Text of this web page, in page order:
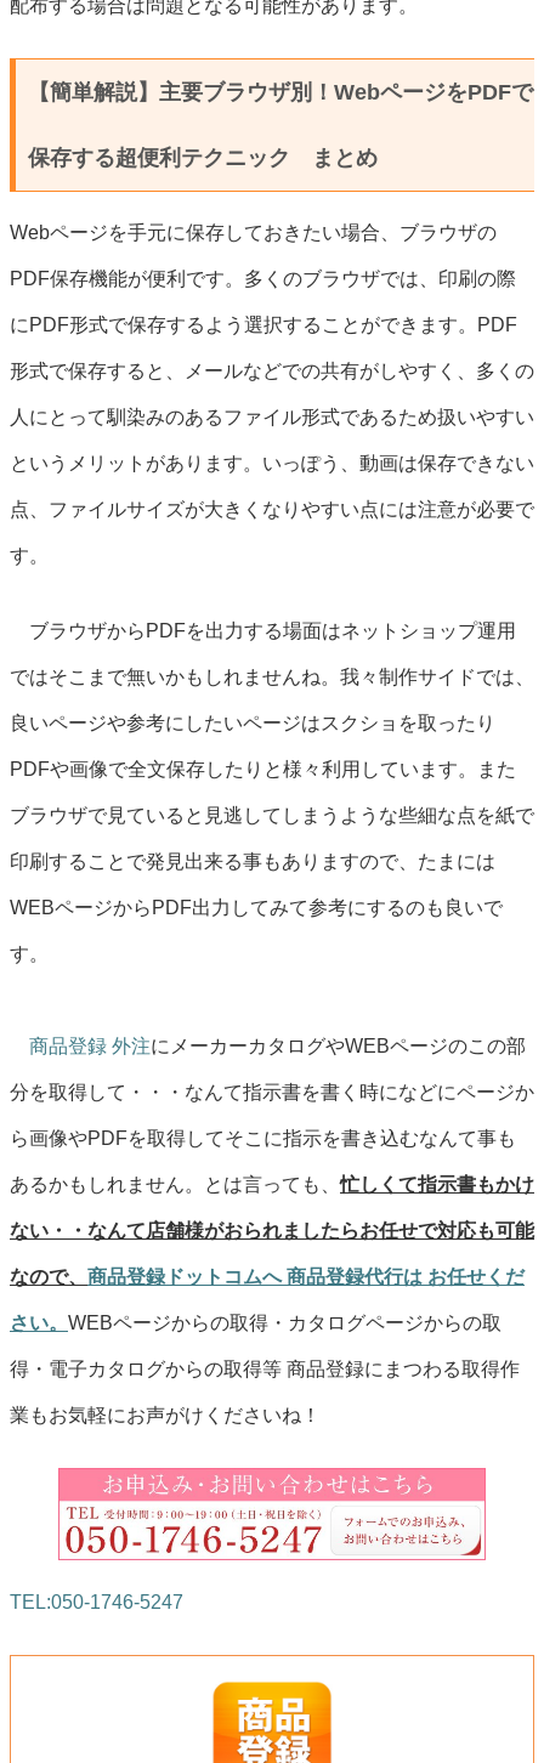
配布する場合は問題となる可能性があります。
【簡単解説】主要ブラウザ別！WebページをPDFで
保存する超便利テクニック まとめ
Webページを手元に保存しておきたい場合、ブラウザの
PDF保存機能が便利です。多くのブラウザでは、印刷の際
にPDF形式で保存するよう選択することができます。PDF
形式で保存すると、メールなどでの共有がしやすく、多くの
人にとって馴染みのあるファイル形式であるため扱いやすい
というメリットがあります。いっぽう、動画は保存できない
点、ファイルサイズが大きくなりやすい点には注意が必要で
す。
ブラウザからPDFを出力する場面はネットショップ運用
ではそこまで無いかもしれませんね。我々制作サイドでは、
良いページや参考にしたいページはスクショを取ったり
PDFや画像で全文保存したりと様々利用しています。また
ブラウザで見ていると見逃してしまうような些細な点を紙で
印刷することで発見出来る事もありますので、たまには
WEBページからPDF出力してみて参考にするのも良いで
す。
商品登録 外注にメーカーカタログやWEBページのこの部
分を取得して・・・なんて指示書を書く時になどにページか
ら画像やPDFを取得してそこに指示を書き込むなんて事も
あるかもしれません。とは言っても、忙しくて指示書もかけ
ない・・なんて店舗様がおられましたらお任せで対応も可能
なので、 商品登録ドットコムへ 商品登録代行は お任せくだ
さい。 WEBページからの取得・カタログページからの取
得・電子カタログからの取得等 商品登録にまつわる取得作
業もお気軽にお声がけくださいね！
TEL:050-1746-5247